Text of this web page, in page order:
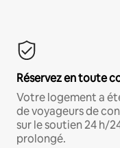
Réservez en toute
Votre logement a
de voyageurs de
sur le soutien 24 h/
prolongé.